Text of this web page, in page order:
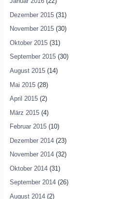
Dezember 2015(31)
November 2015(30)
Oktober 2015(31)
September 2015(30)
August 2015(14)
Mai 2015(28)
April 2015(2)
März 2015(4)
Februar 2015(10)
Dezember 2014(23)
November 2014(32)
Oktober 2014(31)
September 2014(26)
August 2014(2)